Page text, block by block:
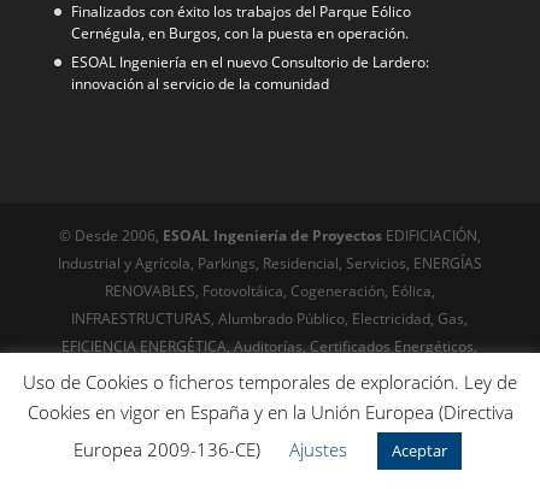
Finalizados con éxito los trabajos del Parque Eólico
Cernégula, en Burgos, con la puesta en operación.
ESOAL Ingeniería en el nuevo Consultorio de Lardero:
innovación al servicio de la comunidad
© Desde 2006, ESOAL Ingeniería de Proyectos EDIFICIACIÓN,
Industrial y Agrícola, Parkings, Residencial, Servicios, ENERGÍAS
RENOVABLES, Fotovoltáica, Cogeneración, Eólica,
INFRAESTRUCTURAS, Alumbrado Público, Electricidad, Gas,
EFICIENCIA ENERGÉTICA, Auditorías, Certificados Energéticos,
URBANISMO, Servicios técnicos, Edificación, Arquitectura
© Desde 1999
Riojawebs,com
Diseño web, posicionamiento,
Online desde el siglo XX - SEO técnico avanzado. Optimización
para buscadores , wcga, cachés, gtmetrix, etc
Uso de Cookies o ficheros temporales de exploración. Ley de
Cookies en vigor en España y en la Unión Europea (Directiva
Europea 2009-136-CE)
Ajustes Aceptar